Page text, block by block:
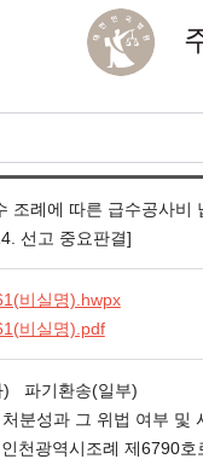
조례에 따른 급수공사
선고 중요판결]
비실명).hwpx
비실명).pdf
) 파기환송(일부)
분성과 그 위법 여부
광역시조례 제6790